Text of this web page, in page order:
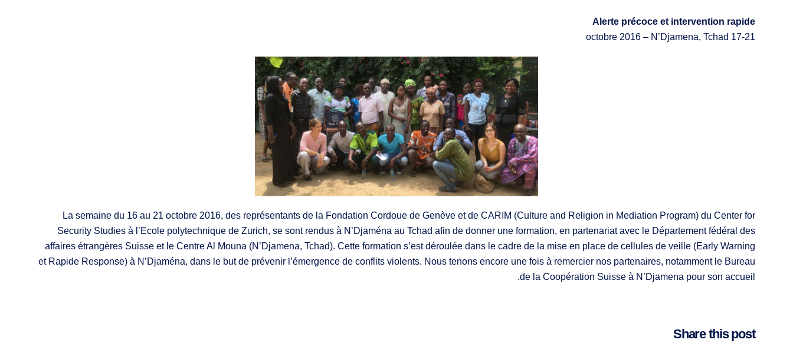
Alerte précoce et intervention rapide
17-21 octobre 2016 – N’Djamena, Tchad
La semaine du 16 au 21 octobre 2016, des représentants de la Fondation Cordoue de Genève et de CARIM (Culture and Religion in Mediation Program) du Center for
Security Studies à l’Ecole polytechnique de Zurich, se sont rendus à N’Djaména au Tchad afin de donner une formation, en partenariat avec le Département fédéral des
affaires étrangères Suisse et le Centre Al Mouna (N’Djamena, Tchad). Cette formation s’est déroulée dans le cadre de la mise en place de cellules de veille (Early Warning
et Rapide Response) à N’Djaména, dans le but de prévenir l’émergence de conflits violents. Nous tenons encore une fois à remercier nos partenaires, notamment le Bureau
de la Coopération Suisse à N’Djamena pour son accueil.
Share this post